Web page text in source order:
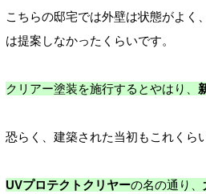
こちらの邸宅では外壁は状態がよく
は提案しなかったくらいです。
クリアー塗装を施行するとやはり、
恐らく、建築された当初もこれくら
UVプロテクトクリヤーの名の通り、